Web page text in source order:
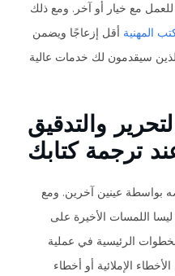
مع خيار أو آخر. ومع ذلك
المهنية أقل إزعاجًا ويضمن
سيقدمون لك خدمات عالية
والتدقيق
ترجمة كتابك
بواسطة عينين آخرين. ومع
اللمسات الأخيرة على
الرئيسية في عملية
الإملائية أو أخطاء